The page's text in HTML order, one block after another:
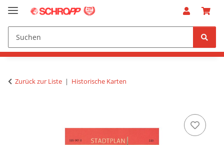
Zurück zur Liste Historische Karten